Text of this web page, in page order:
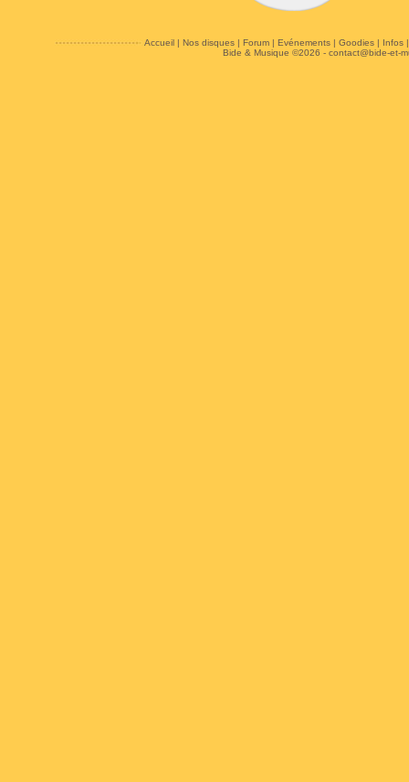
Accueil| Nos disques| Forum| Evénements| Goodies| Infos
Bide & Musique ©2026 - contact@bide-et-